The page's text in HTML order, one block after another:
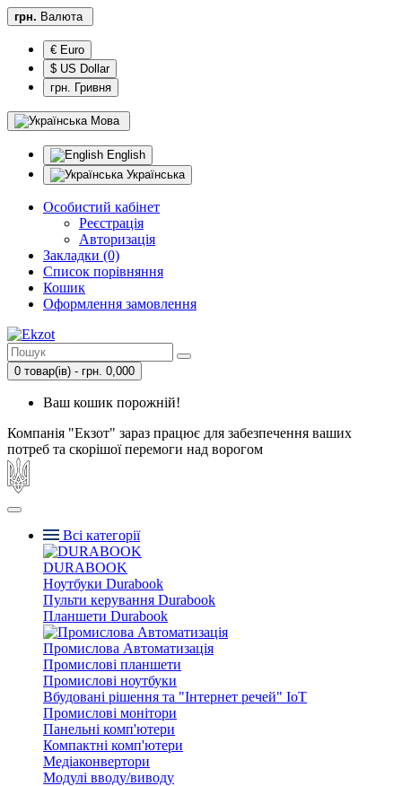
грн. Валюта
€ Euro
$ US Dollar
грн. Гривня
Мова
English
Українська
Особистий кабінет
Реєстрація
Авторизація
Закладки (0)
Список порівняння
Кошик
Оформлення замовлення
0 товар(ів) - грн. 0,000
Ваш кошик порожній!
Компанія "Екзот" зараз працює для забезпечення ваших
потреб та скорішої перемоги над ворогом
Всі категорії
DURABOOK
Ноутбуки Durabook
Пульти керування Durabook
Планшети Durabook
Промислова Автоматизація
Промислові планшети
Промислові ноутбуки
Вбудовані рішення та "Інтернет речей" IoT
Промислові монітори
Панельні комп'ютери
Компактні комп'ютери
Медіаконвертори
Модулі вводу/виводу